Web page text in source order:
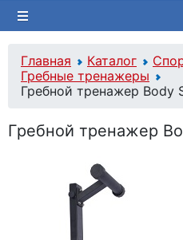
Главная Каталог
Гребные тренажеры
Гребной тренажер Body
Гребной тренажер